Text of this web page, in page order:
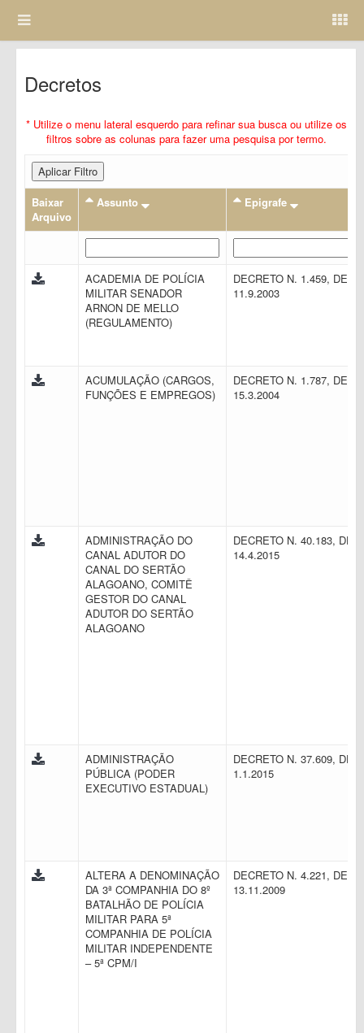
Decretos
* Utilize o menu lateral esquerdo para refinar sua busca ou utilize os
filtros sobre as colunas para fazer uma pesquisa por termo.
Aplicar Filtro
Baixar
Arquivo
Assunto Epigrafe
ACADEMIA DE POLÍCIA
MILITAR SENADOR
ARNON DE MELLO
(REGULAMENTO)
DECRETO N. 1.459, DE
11.9.2003
ACUMULAÇÃO (CARGOS,
FUNÇÕES E EMPREGOS)
DECRETO N. 1.787, DE
15.3.2004
ADMINISTRAÇÃO DO
CANAL ADUTOR DO
CANAL DO SERTÃO
ALAGOANO, COMITÊ
GESTOR DO CANAL
ADUTOR DO SERTÃO
ALAGOANO
DECRETO N. 40.183, DE
14.4.2015
ADMINISTRAÇÃO
PÚBLICA (PODER
EXECUTIVO ESTADUAL)
DECRETO N. 37.609, DE
1.1.2015
ALTERA A DENOMINAÇÃO
DA 3ª COMPANHIA DO 8º
BATALHÃO DE POLÍCIA
MILITAR PARA 5ª
COMPANHIA DE POLÍCIA
MILITAR INDEPENDENTE
– 5ª CPM/I
DECRETO N. 4.221, DE
13.11.2009